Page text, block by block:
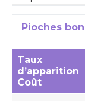
Pioches
Taux
d’apparition
Coût